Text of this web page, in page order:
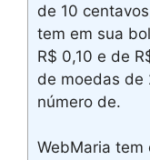
de 10
tem em sua
R$ 0,10 e de
de moedas de
número de.
WebMaria tem